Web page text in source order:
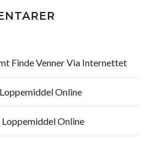
Finde Venner Via Internettet
Online
Online